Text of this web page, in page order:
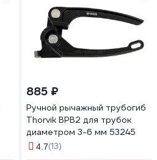
885 ₽
Ручной рычажный трубогиб
Thorvik BPB2 для трубок
диаметром 3-6 мм 53245
4.7(13)